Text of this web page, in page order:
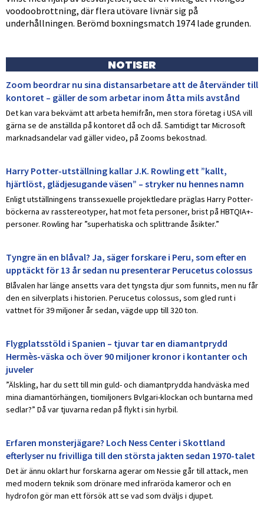
voodoobrottning, där flera utövare livnär sig på
underhållningen. Berömd boxningsmatch 1974 lade grunden.
NOTISER
Zoom beordrar nu sina distansarbetare att de återvänder till
kontoret – gäller de som arbetar inom åtta mils avstånd
Det kan vara bekvämt att arbeta hemifrån, men stora företag i USA vill
gärna se de anställda på kontoret då och då. Samtidigt tar Microsoft
marknadsandelar vad gäller video, på Zooms bekostnad.
Harry Potter-utställning kallar J.K. Rowling ett ”kallt,
hjärtlöst, glädjesugande väsen” – stryker nu hennes namn
Enligt utställningens transsexuelle projektledare präglas Harry Potter-
böckerna av rasstereotyper, hat mot feta personer, brist på HBTQIA+-
personer. Rowling har ”superhatiska och splittrande åsikter.”
Tyngre än en blåval? Ja, säger forskare i Peru, som efter en
upptäckt för 13 år sedan nu presenterar Perucetus colossus
Blåvalen har länge ansetts vara det tyngsta djur som funnits, men nu får
den en silverplats i historien. Perucetus colossus, som gled runt i
vattnet för 39 miljoner år sedan, vägde upp till 320 ton.
Flygplatsstöld i Spanien – tjuvar tar en diamantprydd
Hermès-väska och över 90 miljoner kronor i kontanter och
juveler
”Älskling, har du sett till min guld- och diamantprydda handväska med
mina diamantörhängen, tiomiljoners Bvlgari-klockan och buntarna med
sedlar?” Då var tjuvarna redan på flykt i sin hyrbil.
Erfaren monsterjägare? Loch Ness Center i Skottland
efterlyser nu frivilliga till den största jakten sedan 1970-talet
Det är ännu oklart hur forskarna agerar om Nessie går till attack, men
med modern teknik som drönare med infraröda kameror och en
hydrofon gör man ett försök att se vad som dväljs i djupet.